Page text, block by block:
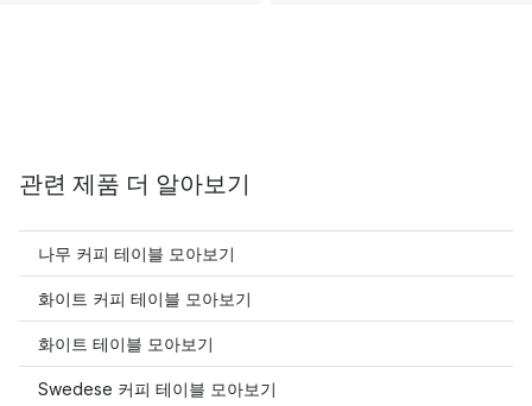
관련 제품 더 알아보기
나무 커피 테이블 모아보기
화이트 커피 테이블 모아보기
화이트 테이블 모아보기
Swedese 커피 테이블 모아보기